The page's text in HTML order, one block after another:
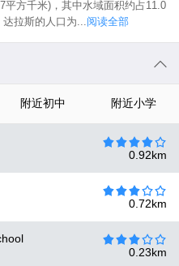
平方千米)，其中水域面积约占11.0
拉斯的人口为...阅读全部
附近初中 附近小学
0.92km
0.72km
0.23km